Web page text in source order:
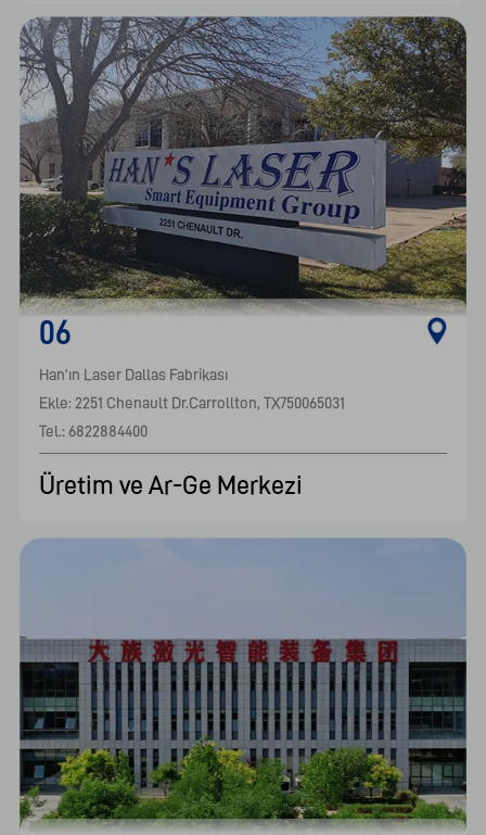
06
Han'ın Laser Dallas Fabrikası
Ekle: 2251 Chenault Dr.Carrollton, TX750065031
Üretim ve Ar-Ge Merkezi